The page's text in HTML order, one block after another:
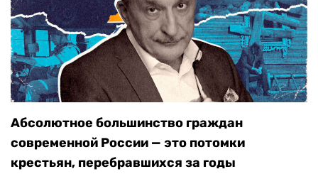
Абсолютное большинство граждан
современной России — это потомки
крестьян, перебравшихся за годы